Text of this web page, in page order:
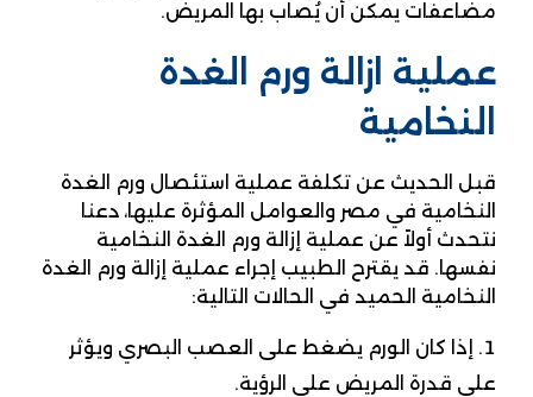
مضاعفات يمكن أن يُصاب بها المريض.
عملية ازالة ورم الغدة
النخامية
قبل الحديث عن تكلفة عملية استئصال ورم الغدة
النخامية في مصر والعوامل المؤثرة عليها، دعنا
نتحدث أولاً عن عملية إزالة ورم الغدة النخامية
نفسها. قد يقترح الطبيب إجراء عملية إزالة ورم الغدة
النخامية الحميد في الحالات التالية:
إذا كان الورم يضغط على العصب البصري ويؤثر
على قدرة المريض على الرؤية.